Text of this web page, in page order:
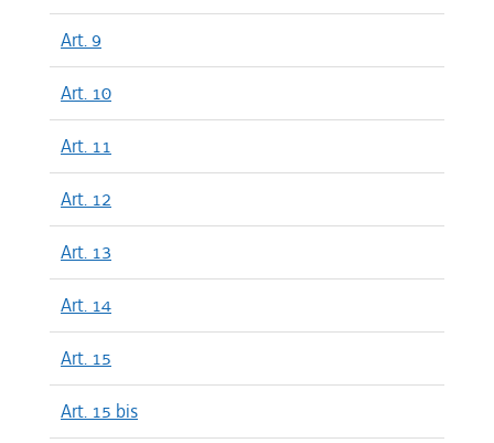
Art. 9
Art. 10
Art. 11
Art. 12
Art. 13
Art. 14
Art. 15
Art. 15 bis